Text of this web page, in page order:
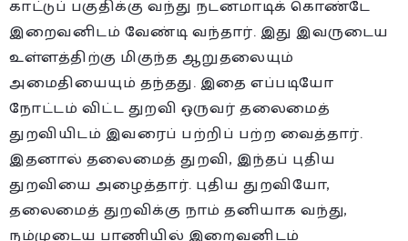
காட்டுப் பகுதிக்கு வந்து நடனமாடிக் கொண்டே
இறைவனிடம் வேண்டி வந்தார். இது இவருடைய
உள்ளத்திற்கு மிகுந்த ஆறுதலையும்
அமைதியையும் தந்தது. இதை எப்படியோ
நோட்டம் விட்ட துறவி ஒருவர் தலைமைத்
துறவியிடம் இவரைப் பற்றிப் பற்ற வைத்தார்.
இதனால் தலைமைத் துறவி, இந்தப் புதிய
துறவியை அழைத்தார். புதிய துறவியோ,
தலைமைத் துறவிக்கு நாம் தனியாக வந்து,
நம்முடைய பாணியில் இறைவனிடம்